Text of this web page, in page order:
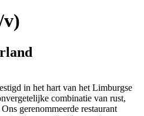
v)
in het hart van het Limburgse
combinatie van rust,
gerenommeerde restaurant